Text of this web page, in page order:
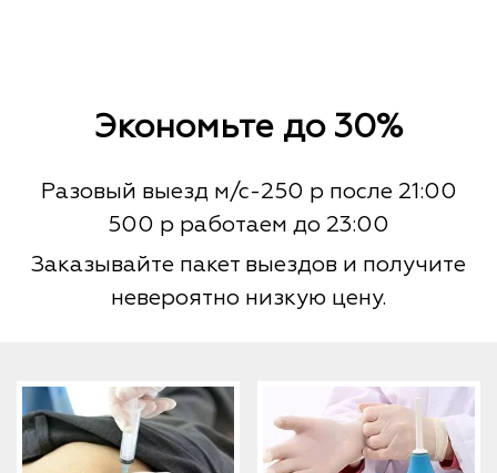
Экономьте до 30%
Разовый выезд м/с-250 р после 21:00
500 р работаем до 23:00
Заказывайте пакет выездов и получите
невероятно низкую цену.